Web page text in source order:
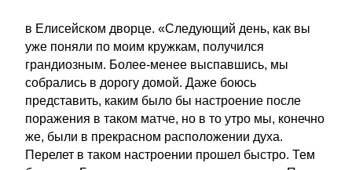
в Елисейском дворце. «Следующий день, как вы
уже поняли по моим кружкам, получился
грандиозным. Более-менее выспавшись, мы
собрались в дорогу домой. Даже боюсь
представить, каким было бы настроение после
поражения в таком матче, но в то утро мы, конечно
же, были в прекрасном расположении духа.
Перелет в таком настроении прошел быстро. Тем